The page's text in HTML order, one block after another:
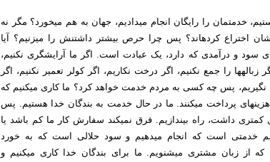
خدمتمان را رایگان انجام میدادیم، جهان به هم میخورد؟ مگر
نه
اختراع کردهاند؟ پس چرا حرص بیشتر داشتنش را میزنیم؟ آیا
سود و درآمدی که دارد، یک عبادت است. اگر ما آرایشگری نکنیم،
زبالهها را جمع نکنیم، اگر درخت نکاریم، اگر کولر تعمیر نکنیم، اگر
نگیریم، پس چه کسی به مردم خدمت خواهد کرد؟ ما کاری میکنیم که
هزینهای پرداخت میکنند ما در حال خدمت به بندگان خدا هستیم
پس
کمتری داشت، راه بیندازیم فرق نمیکند سفارش کار ما کم باشد یا
خدمتی است که انجام میدهیم و سود حلالی است که به خورد
که از زبان مشتری میشنویم ما برای بندگان خدا کاری میکنیم و